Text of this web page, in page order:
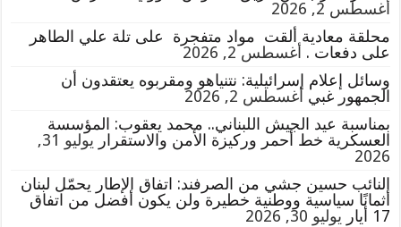
أغسطس 2, 2026
محلقة معادية ألقت مواد متفجرة على تلة علي الطاهر
على دفعات . أغسطس 2, 2026
وسائل إعلام إسرائيلية: نتنياهو ومقربوه يعتقدون أن
الجمهور غبي أغسطس 2, 2026
بمناسبة عيد الجيش اللبناني.. محمد يعقوب: المؤسسة
العسكرية خط أحمر وركيزة الأمن والاستقرار
يوليو 31,
2026
النائب حسين جشي من الصرفند: اتفاق الإطار يحمّل لبنان
أثمانًا سياسية ووطنية خطيرة ولن يكون أفضل من اتفاق
17 أيار
يوليو 30, 2026